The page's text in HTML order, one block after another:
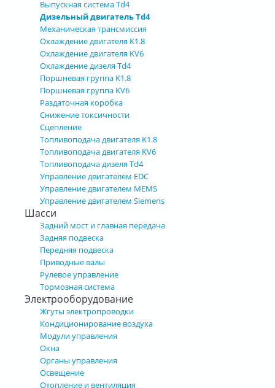
Выпускная система Td4
Дизельный двигатель Td4
Механическая трансмиссия
Охлаждение двигателя K1.8
Охлаждение двигателя KV6
Охлаждение дизеля Td4
Поршневая группа K1.8
Поршневая группа KV6
Раздаточная коробка
Снижение токсичности
Сцепление
Топливоподача двигателя K1.8
Топливоподача двигателя KV6
Топливоподача дизеля Td4
Управление двигателем EDC
Управление двигателем MEMS
Управление двигателем Siemens
Шасси
Задний мост и главная передача
Задняя подвеска
Передняя подвеска
Приводные валы
Рулевое управление
Тормозная система
Электрооборудование
Жгуты электропроводки
Кондиционирование воздуха
Модули управления
Окна
Органы управления
Освещение
Отопление и вентиляция